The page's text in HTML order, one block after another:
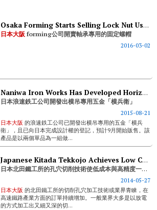
Osaka Forming Starts Selling Lock Nut Used For Bearing
日本大阪forming公司開賣軸承專用的固定螺帽
2016-03-02
Naniwa Iron Works Has Developed Horizotal Suspension Hardware Used For Bolts
日本浪速鉄工公司開發出横吊專用五金「横兵衛」
2015-08-21
日本大阪的浪速鉄工公司已開發出横吊專用的五金「横兵
衛」，且已向日本完成設計權的登記，預計9月開始販售。該
產品是以兩個單品為一組做...
Japanese Kitada Tekkojo Achieves Low Cost & High Precision Simultaneously
日本北田鐵工所的孔穴切削技術使低成本與高精度一舉兩得
2014-05-27
日本大阪的北田鐵工所的切削孔穴加工技術或業界青睞，在
高速鐵路產業方面的訂單持續增加。一般業界大多是以放電
的方式加工出又細又深的切...